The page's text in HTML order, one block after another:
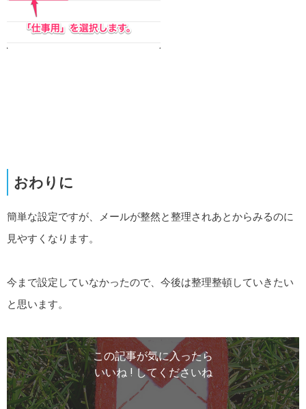
おわりに
簡単な設定ですが、メールが整然と整理されあとからみるのに
見やすくなります。
今まで設定していなかったので、今後は整理整頓していきたい
と思います。
この記事が気に入ったら
いいね ! してくださいね